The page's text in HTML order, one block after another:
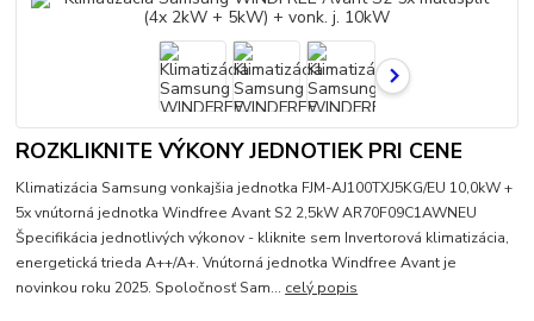
ROZKLIKNITE VÝKONY JEDNOTIEK PRI CENE
Klimatizácia Samsung vonkajšia jednotka FJM-AJ100TXJ5KG/EU 10,0kW +
5x vnútorná jednotka Windfree Avant S2 2,5kW AR70F09C1AWNEU
Špecifikácia jednotlivých výkonov - kliknite sem Invertorová klimatizácia,
energetická trieda A++/A+. Vnútorná jednotka Windfree Avant je
novinkou roku 2025. Spoločnosť Sam... celý popis